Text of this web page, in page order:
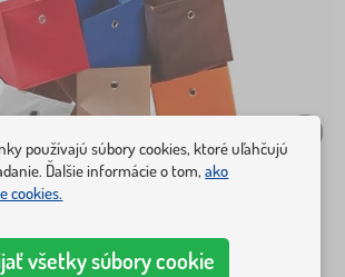
používajú súbory cookies, ktoré uľahčujú
Ďalšie informácie o tom,ako
cookies.
všetky súbory cookie